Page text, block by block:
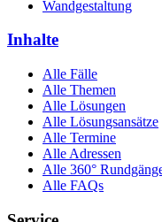
Wandgestaltung
Inhalte
Alle Fälle
Alle Themen
Alle Lösungen
Alle Lösungsansätze
Alle Termine
Alle Adressen
Alle 360°
Alle FAQs